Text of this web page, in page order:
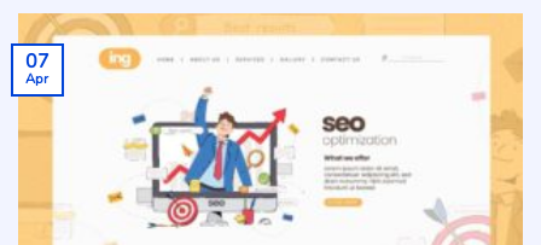
07
Apr